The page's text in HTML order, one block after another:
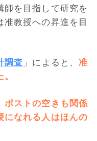
師を目指して研究を
教授への昇進を目
調査 」によると、 准
ポストの空きも関係
になれる人はほんの